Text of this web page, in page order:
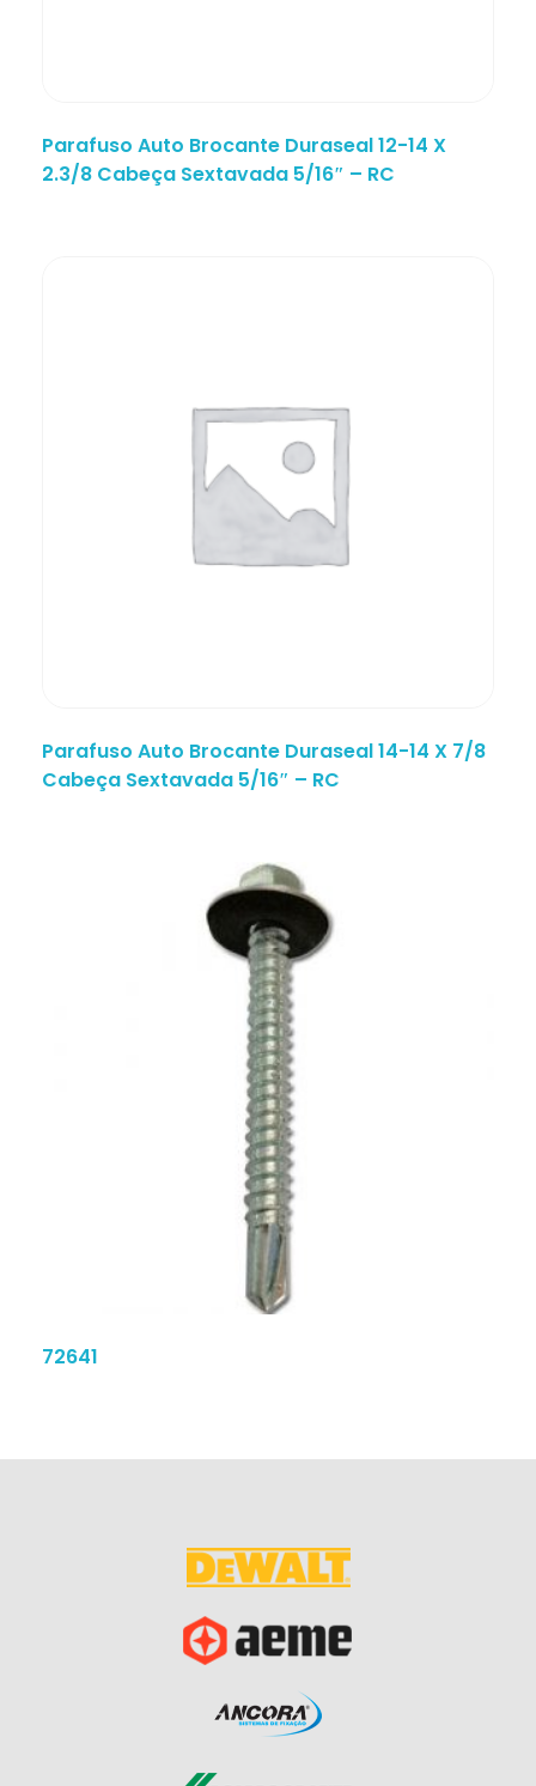
Parafuso Auto Brocante Duraseal 12-14 X
2.3/8 Cabeça Sextavada 5/16″ – RC
Parafuso Auto Brocante Duraseal 14-14 X 7/8
Cabeça Sextavada 5/16″ – RC
72641